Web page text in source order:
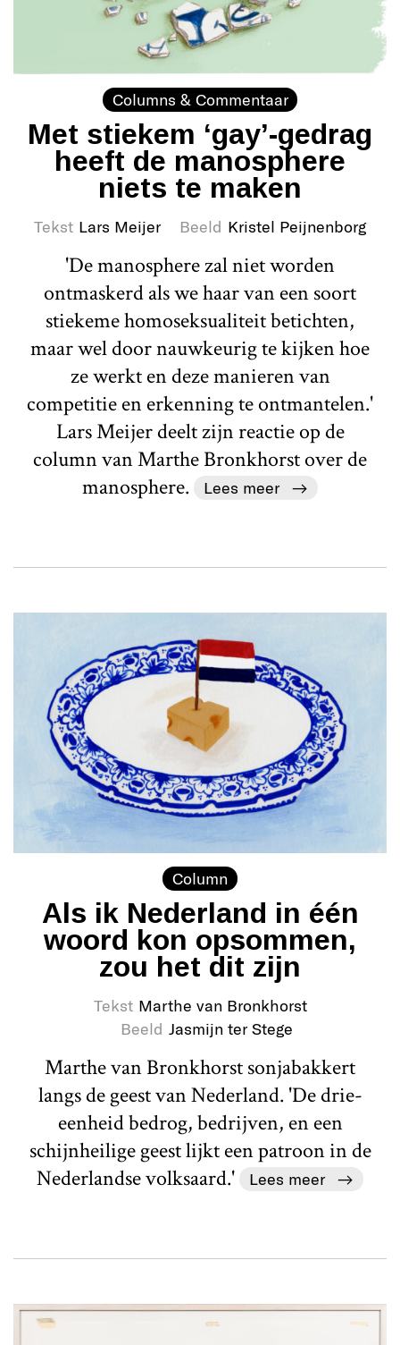
Columns & Commentaar
Met stiekem ‘gay’-gedrag
heeft de manosphere
niets te maken
Tekst Lars Meijer Beeld Kristel Peijnenborg
'De manosphere zal niet worden
ontmaskerd als we haar van een soort
stiekeme homoseksualiteit betichten,
maar wel door nauwkeurig te kijken hoe
ze werkt en deze manieren van
competitie en erkenning te ontmantelen.'
Lars Meijer deelt zijn reactie op de
column van Marthe Bronkhorst over de
manosphere.
Lees meer
Column
Als ik Nederland in één
woord kon opsommen,
zou het dit zijn
Tekst Marthe van Bronkhorst
Beeld Jasmijn ter Stege
Marthe van Bronkhorst sonjabakkert
langs de geest van Nederland. 'De drie-
eenheid bedrog, bedrijven, en een
schijnheilige geest lijkt een patroon in de
Nederlandse volksaard.'
Lees meer